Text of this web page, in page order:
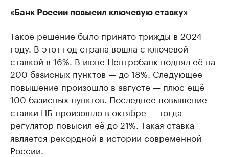
«Банк России повысил ключевую ставку»
Такое решение было принято трижды в 2024
году. В этот год страна вошла с ключевой
ставкой в 16%. В июне Центробанк поднял её на
200 базисных пунктов — до 18%. Следующее
повышение произошло в августе — плюс ещё
100 базисных пунктов. Последнее повышение
ставки ЦБ произошло в октябре — тогда
регулятор повысил её до 21%. Такая ставка
является рекордной в истории современной
России.